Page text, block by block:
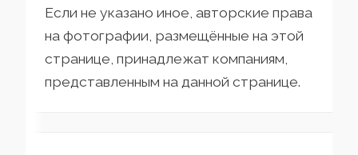
Если не указано иное, авторские права
на фотографии, размещённые на этой
странице, принадлежат компаниям,
представленным на данной странице.